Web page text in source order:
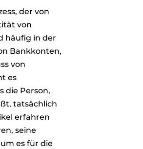
der von
von
häufig in der
Bankkonten,
von
es
die Person,
tatsächlich
erfahren
seine
es für die